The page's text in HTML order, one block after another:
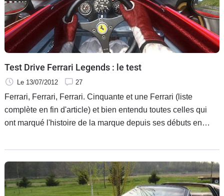
Test Drive Ferrari Legends : le test
Le 13/07/2012 27
Ferrari, Ferrari, Ferrari. Cinquante et une Ferrari (liste
complète en fin d'article) et bien entendu toutes celles qui
ont marqué l'histoire de la marque depuis ses débuts en
au cheval cabré : passez votre chemin. Maintenant que nous
sommes entre amoureux de la belle automobile il est temps
d'insérer le disque dans la Xbox 360 pour parcourir un mode
histoire plutôt original et les quinze circuits modélisés.